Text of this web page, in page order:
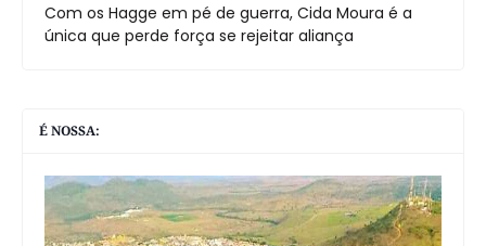
Com os Hagge em pé de guerra, Cida Moura é a
única que perde força se rejeitar aliança
É NOSSA: